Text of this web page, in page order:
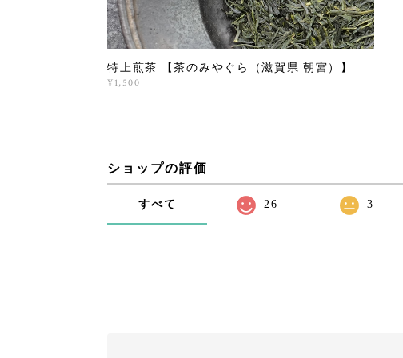
特上煎茶 【茶のみやぐら（滋賀県 朝宮）】
¥1,500
ショップの評価
すべて 26 3